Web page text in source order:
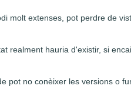
molt extenses, pot perdre de
realment hauria d'existir, si
pot no conèixer les versions o